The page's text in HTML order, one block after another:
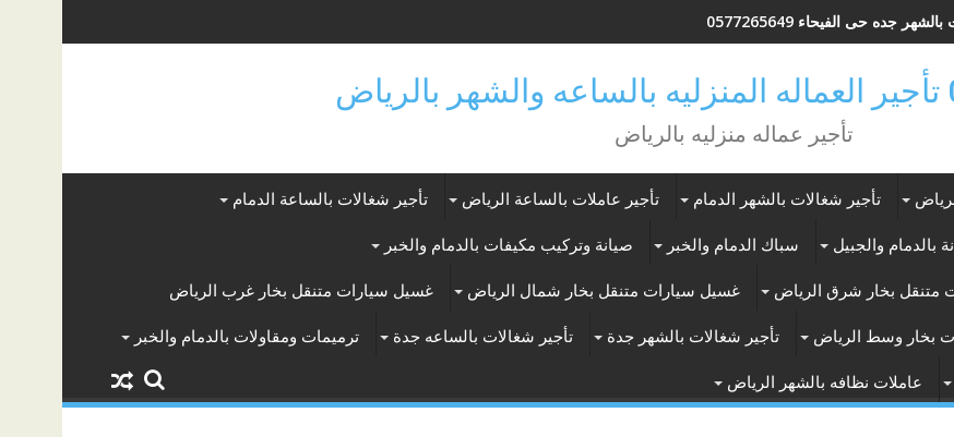
جده حى الفيحاء 0577265649
تأجير عماله منزليه بالرياض
تأجير شغالات بالشهر الدمام تأجير عاملات بالساعة الرياض تأجير شغالات بالساعة الدمام
بالدمام والجبيل سباك الدمام والخبر صيانة وتركيب مكيفات بالدمام والخبر
متنقل بخار شرق الرياض غسيل سيارات متنقل بخار شمال الرياض غسيل سيارات متنقل بخار غرب الرياض
بخار وسط الرياض تأجير شغالات بالشهر جدة تأجير شغالات بالساعه جدة ترميمات ومقاولات بالدمام والخبر
عاملات نظافه بالشهر الرياض